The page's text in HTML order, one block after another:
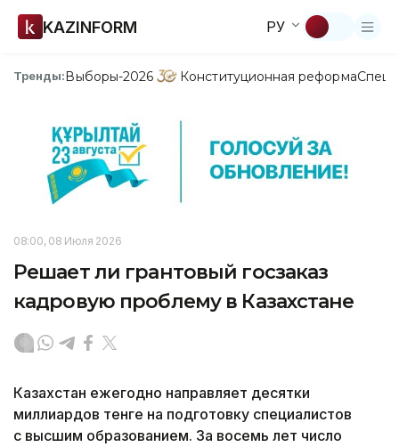
KAZINFORM РУ
Тренды:Выборы-2026 Конституционная реформа
08:00, 08 Июля 2026
Решает ли грантовый госзаказ
кадровую проблему в Казахстане
Казахстан ежегодно направляет десятки
миллиардов тенге на подготовку специалистов
с высшим образованием. За восемь лет число